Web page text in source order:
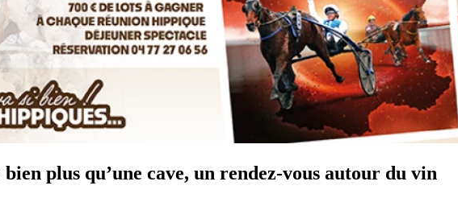
plus qu’une cave, un rendez-vous autour du vin